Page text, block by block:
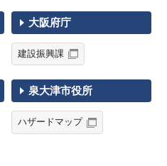
大阪府庁
建設振興課
泉大津市役所
ハザードマップ